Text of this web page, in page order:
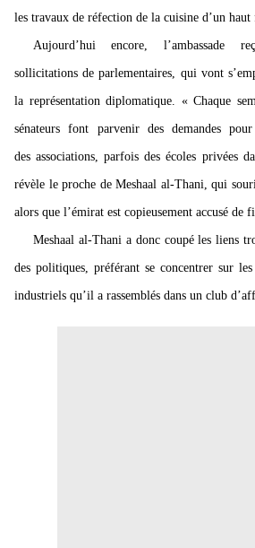
les travaux de réfection de la cuisine d’un
Aujourd’hui encore, l’ambassade
sollicitations de parlementaires, qui vont
la représentation diplomatique. « Chaque
sénateurs font parvenir des demandes
desassociations, parfois des écoles privées
révèle le proche de Meshaal al-Thani, qui
alors que l’émirat est copieusement accusé de
Meshaal al-Thani a donc coupé les liens
des politiques, préférant se concentrer sur
industriels qu’il a rassemblés dans un club